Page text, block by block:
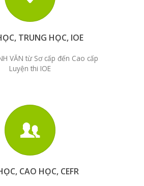
TRUNG HỌC, IOE
VĂN từ Sơ cấp đến Cao cấp
Luyện thi IOE
CAO HỌC, CEFR